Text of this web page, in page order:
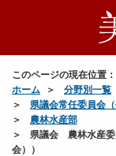
このページの現在位置：
ホーム
分野別一覧
県議会常任委員会
農林水産部
県議会 農林水産委
会））